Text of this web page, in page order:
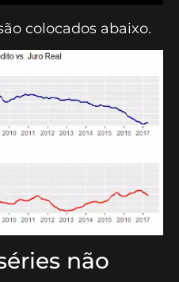
colocados abaixo.
não